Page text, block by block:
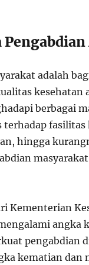
adalah
kesehatan
berbagai
terhadap
hingga
Kementerian
angka
pengabdian
kematian dan